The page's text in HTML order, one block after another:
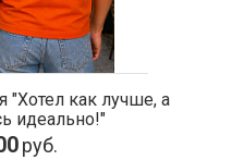
"Хотел как лучше, а
идеально!"
руб.